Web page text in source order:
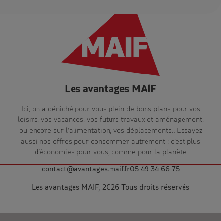
Les avantages MAIF
Ici, on a déniché pour vous plein de bons plans pour vos
loisirs, vos vacances, vos futurs travaux et aménagement,
ou encore sur l’alimentation, vos déplacements…Essayez
aussi nos offres pour consommer autrement : c’est plus
d’économies pour vous, comme pour la planète
contact@avantages.maif.fr05 49 34 66 75
Les avantages MAIF, 2026 Tous droits réservés